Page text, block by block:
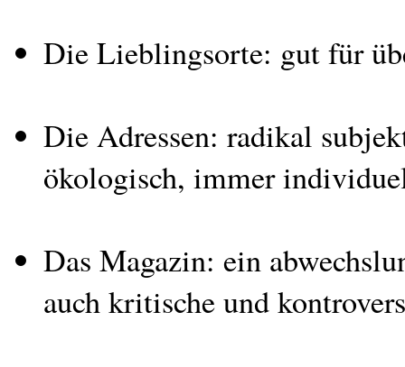
Die Lieblingsorte: gut für
Die Adressen: radikal
ökologisch, immer
Das Magazin: ein
auch kritische und